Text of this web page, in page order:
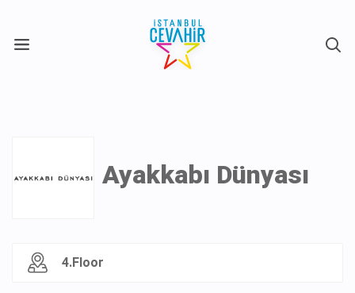
Ayakkabı Dünyası
4.Floor